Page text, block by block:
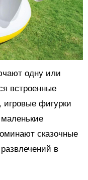
одну или
встроенные
игровые фигурки
сказочные
в